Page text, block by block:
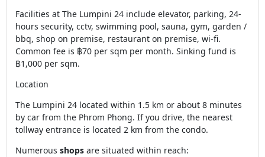
Facilities at The Lumpini 24 include elevator, parking, 24-
hours security, cctv, swimming pool, sauna, gym, garden /
bbq, shop on premise, restaurant on premise, wi-fi.
Common fee is ฿70 per sqm per month. Sinking fund is
฿1,000 per sqm.
Location
The Lumpini 24 located within 1.5 km or about 8 minutes
by car from the Phrom Phong. If you drive, the nearest
tollway entrance is located 2 km from the condo.
Numerous shopsare situated within reach: